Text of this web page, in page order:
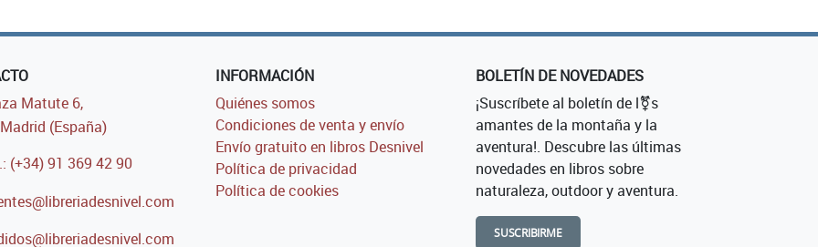
Matute 6,
(España)
(+34) 91 369 42 90
INFORMACIÓN
Quiénes somos
Condiciones de venta y envío
Envío gratuito en libros Desnivel
Política de privacidad
Política de cookies
BOLETÍN DE NOVEDADES
¡Suscríbete al boletín de l⚧s
amantes de la montaña y la
aventura!. Descubre las últimas
novedades en libros sobre
naturaleza, outdoor y aventura.
SUSCRIBIRME